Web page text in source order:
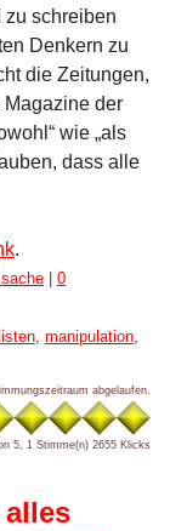
zu schreiben
Denkern zu
die Zeitungen,
der
wie „als
dass alle
.
0
, manipulation,
abgelaufen.
5, 1 Stimme(n) 2655 Klicks